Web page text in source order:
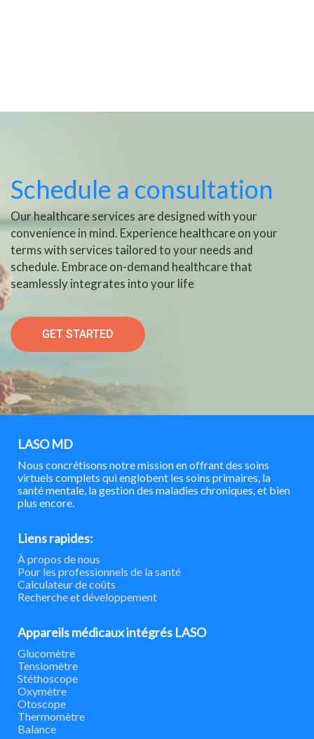
Schedule a consultation
Our healthcare services are designed with your
convenience in mind. Experience healthcare on your
terms with services tailored to your needs and
schedule. Embrace on-demand healthcare that
seamlessly integrates into your life
GET STARTED
LASO MD
Nous concrétisons notre mission en offrant des soins
virtuels complets qui englobent les soins primaires, la
santé mentale, la gestion des maladies chroniques, et bien
plus encore.
Liens rapides:
À propos de nous
Pour les professionnels de la santé
Calculateur de coûts
Recherche et développement
Appareils médicaux intégrés LASO
Glucomètre
Tensiomètre
Stéthoscope
Oxymètre
Otoscope
Thermomètre
Balance